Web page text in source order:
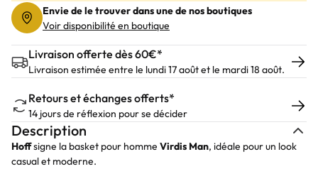
Envie de le trouver dans une de nos boutiques
Voir disponibilité en boutique
Livraison offerte dès 60€*
Livraison estimée entre le lundi 17 août et le mardi 18 août.
Retours et échanges offerts*
14 jours de réflexion pour se décider
Description
Hoffsigne la basket pour homme Virdis Man, idéale pour un look
casual et moderne.